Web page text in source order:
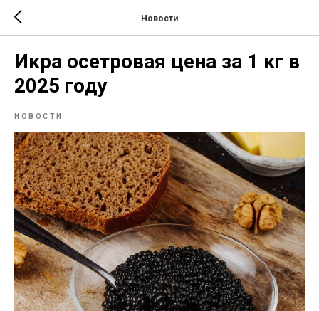
Новости
Икра осетровая цена за 1 кг в
2025 году
НОВОСТИ